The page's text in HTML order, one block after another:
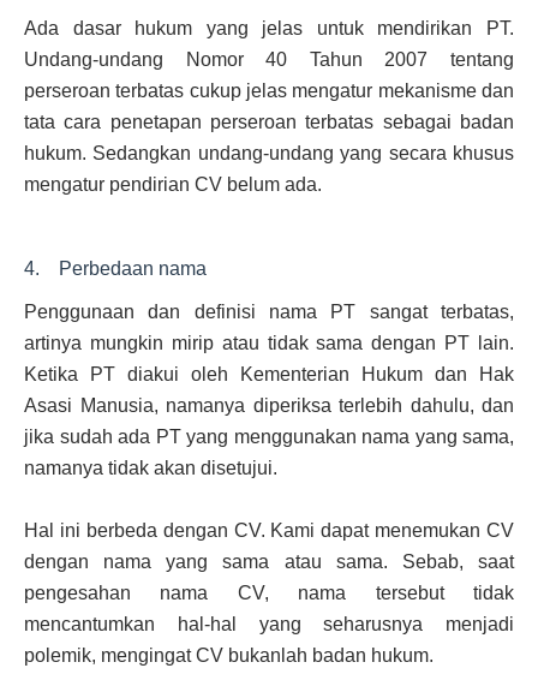
Ada dasar hukum yang jelas untuk mendirikan PT.
Undang-undang Nomor 40 Tahun 2007 tentang
perseroan terbatas cukup jelas mengatur mekanisme dan
tata cara penetapan perseroan terbatas sebagai badan
hukum. Sedangkan undang-undang yang secara khusus
mengatur pendirian CV belum ada.
4. Perbedaan nama
Penggunaan dan definisi nama PT sangat terbatas,
artinya mungkin mirip atau tidak sama dengan PT lain.
Ketika PT diakui oleh Kementerian Hukum dan Hak
Asasi Manusia, namanya diperiksa terlebih dahulu, dan
jika sudah ada PT yang menggunakan nama yang sama,
namanya tidak akan disetujui.
Hal ini berbeda dengan CV. Kami dapat menemukan CV
dengan nama yang sama atau sama. Sebab, saat
pengesahan nama CV, nama tersebut tidak
mencantumkan hal-hal yang seharusnya menjadi
polemik, mengingat CV bukanlah badan hukum.